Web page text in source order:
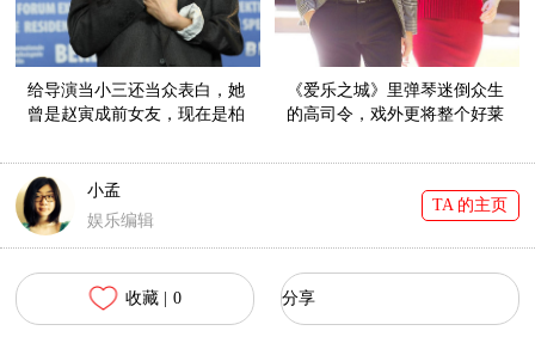
给导演当小三还当众表白，她
曾是赵寅成前女友，现在是柏
《爱乐之城》里弹琴迷倒众生
的高司令，戏外更将整个好莱
小孟
娱乐编辑
TA 的主页
收藏 | 0 分享